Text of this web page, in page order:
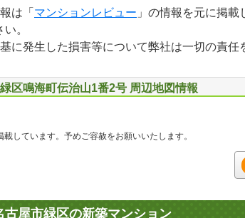
は「 マンションレビュー 」の情報を元に掲
。
に発生した損害等について弊社は一切の責任
区鳴海町伝治山1番2号 周辺地図情報
載しています。予めご容赦をお願いいたします。
古屋市緑区の新築マンション